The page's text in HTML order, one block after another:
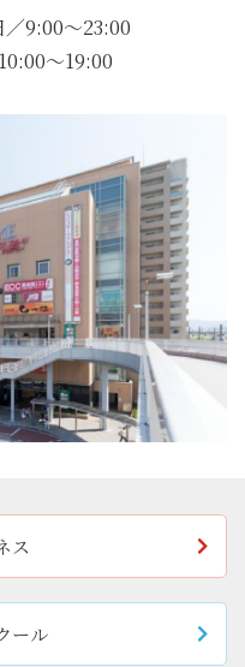
9:00〜23:00
〜19:00
ス
ール